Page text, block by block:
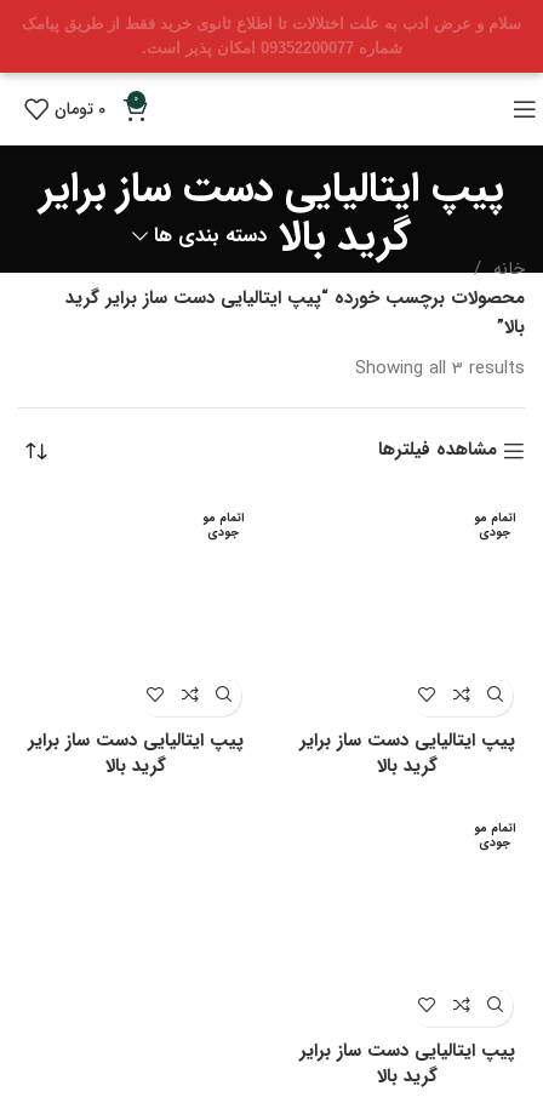
سلام و عرض ادب به علت اختلالات تا اطلاع ثانوی خرید فقط از طریق پیامک
شماره 09352200077 امکان پذیر است.
0
0 تومان
پیپ ایتالیایی دست ساز برایر
گرید بالادسته بندی ها
خانه
محصولات برچسب خورده “پیپ ایتالیایی دست ساز برایر گرید
بالا”
Showing all 3 results
Sorted
مشاهده فیلترها
اتمام مو
جودی
پیپ ایتالیایی دست ساز برایر
گرید بالا
اتمام مو
جودی
پیپ ایتالیایی دست ساز برایر
گرید بالا
اتمام مو
جودی
پیپ ایتالیایی دست ساز برایر
گرید بالا